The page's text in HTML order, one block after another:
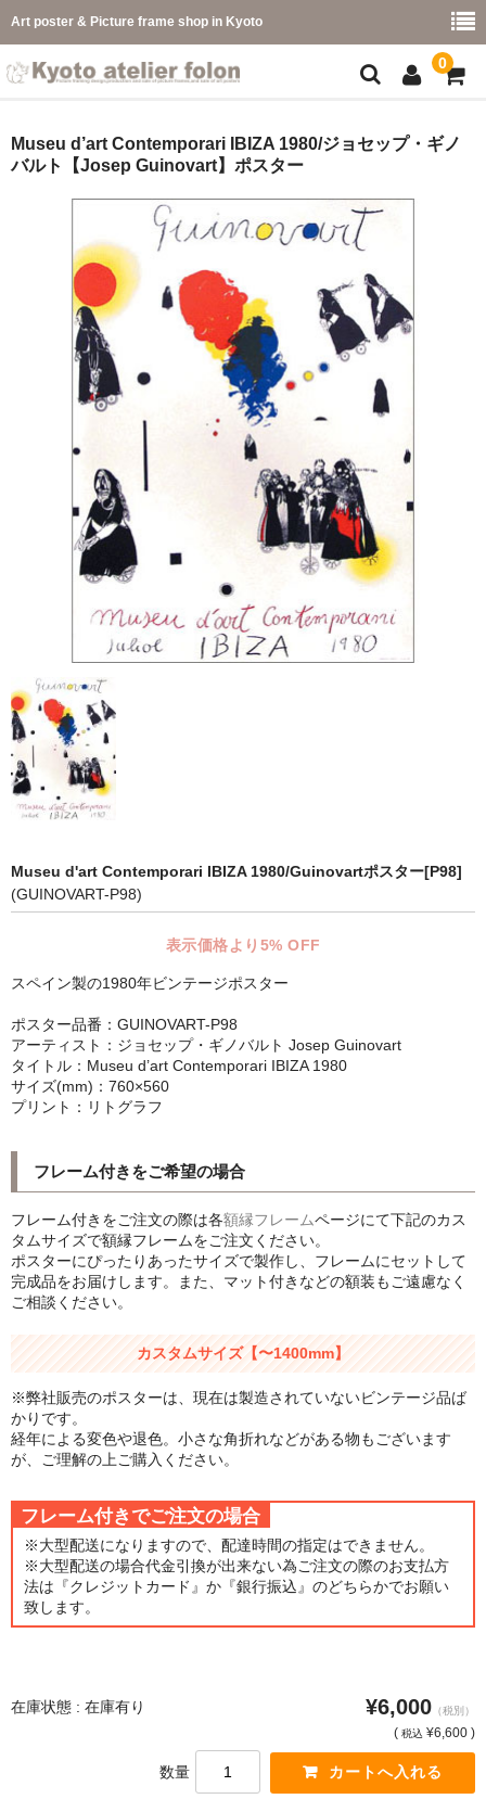
Art poster & Picture frame shop in Kyoto
0
フレーム一覧
イメージ別
フレーム幅別
価格コード別
こどもさくひんフレーム
幅広マット付額縁フレーム-展覧会などに-
マット付額縁フレーム-おしゃれな空間に-
オプション品
仕様変更
マット・インナー
吊りフック
吊り金具＆ヒモセット
簡単スタンド
額装テープ
LP・CDフレーム
シンプルLPフレームセット
CD紙ジャケフレーム
アートポスター
Instagram紹介商品
エンゾ・マーリ【Enzo Mari】
ダネーゼ【DANESE MILANO】
フォトアートポスター
アンディ・ウォーホル
Folon
olivetti
猫・ねこ・ネコ
額装品
額装品一覧
フランス製モノクロフォト額装
Museu d’art Contemporari IBIZA 1980/ジョセップ・ギノ
バルト【Josep Guinovart】ポスター
Museu d'art Contemporari IBIZA 1980/Guinovartポスター[P98]
(GUINOVART-P98)
表示価格より5% OFF
スペイン製の1980年ビンテージポスター
ポスター品番：GUINOVART-P98
アーティスト：ジョセップ・ギノバルト Josep Guinovart
タイトル：Museu d’art Contemporari IBIZA 1980
サイズ(mm)：760×560
プリント：リトグラフ
フレーム付きをご希望の場合
フレーム付きをご注文の際は各額縁フレームページにて下記のカス
タムサイズで額縁フレームをご注文ください。
ポスターにぴったりあったサイズで製作し、フレームにセットして
完成品をお届けします。また、マット付きなどの額装もご遠慮なく
ご相談ください。
カスタムサイズ【〜1400mm】
※弊社販売のポスターは、現在は製造されていないビンテージ品ば
かりです。
経年による変色や退色。小さな角折れなどがある物もございます
が、ご理解の上ご購入ください。
フレーム付きでご注文の場合
※大型配送になりますので、配達時間の指定はできません。
※大型配送の場合代金引換が出来ない為ご注文の際のお支払方
法は『クレジットカード』か『銀行振込』のどちらかでお願い
致します。
在庫状態 : 在庫有り ¥6,000 （税別）
( 税込 ¥6,600 )
数量